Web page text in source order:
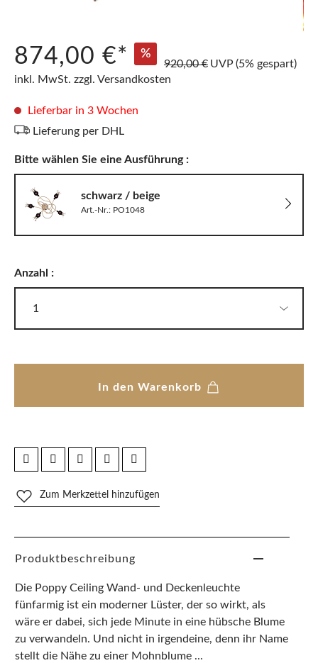
874,00 €* %
920,00 € UVP (5% gespart)
inkl. MwSt. zzgl. Versandkosten
Lieferbar in 3 Wochen
Lieferung per DHL
Bitte wählen Sie eine Ausführung :
schwarz / beige
Art.-Nr.: PO1048
Anzahl :
In den Warenkorb
Zum Merkzettel hinzufügen
Produktbeschreibung
Die Poppy Ceiling Wand- und Deckenleuchte
fünfarmig ist ein moderner Lüster, der so wirkt, als
wäre er dabei, sich jede Minute in eine hübsche Blume
zu verwandeln. Und nicht in irgendeine, denn ihr Name
stellt die Nähe zu einer Mohnblume ...